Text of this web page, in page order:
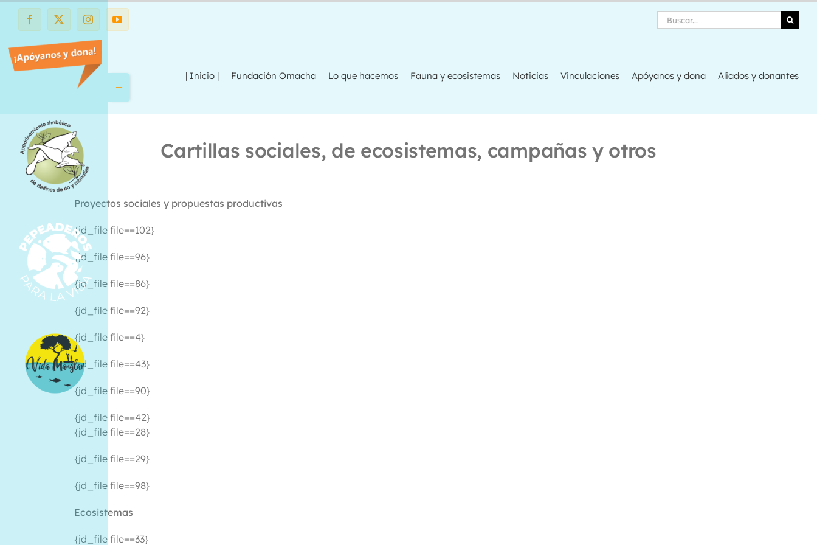
Saltar
Facebook
X InstagramYouTube Search
| Inicio | Fundación Omacha Lo que hacemos Fauna y ecosistemas Noticias Vinculaciones Apóyanos y dona Aliados y donantes
Cartillas sociales, de ecosistemas, campañas y otros
Proyectos sociales y propuestas productivas
{jd_file file==102}
{jd_file file==96}
{jd_file file==86}
{jd_file file==92}
{jd_file file==4}
{jd_file file==43}
{jd_file file==90}
{jd_file file==42}
{jd_file file==28}
{jd_file file==29}
{jd_file file==98}
Ecosistemas
{jd_file file==33}